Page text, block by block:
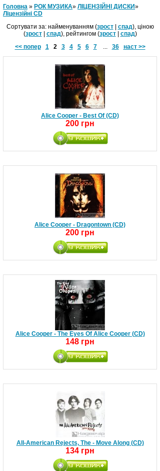
Головна » РОК МУЗИКА» ЛІЦЕНЗІЙНІ ДИСКИ»
Ліцензійні СD
Сортувати за: найменуванням (зрост| спад), ціною
(зрост| спад), рейтингом (зрост| спад)
<< попер
1 2 3 4 5 6 7... 36 наст >>
Alice Cooper - Best Of (CD)
200 грн
Alice Cooper - Dragontown (CD)
200 грн
Alice Cooper - The Eyes Of Alice Cooper (CD)
148 грн
All-American Rejects, The - Move Along (CD)
134 грн